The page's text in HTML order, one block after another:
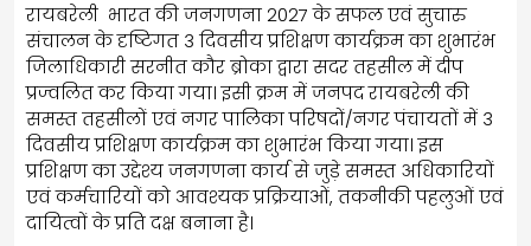
रायबरेली भारत की जनगणना 2027 के सफल एवं सुचारु
संचालन के दृष्टिगत 3 दिवसीय प्रशिक्षण कार्यक्रम का शुभारंभ
जिलाधिकारी सरनीत कौर ब्रोका द्वारा सदर तहसील में दीप
प्रज्वलित कर किया गया। इसी क्रम में जनपद रायबरेली की
समस्त तहसीलों एवं नगर पालिका परिषदों/नगर पंचायतों में 3
दिवसीय प्रशिक्षण कार्यक्रम का शुभारंभ किया गया। इस
प्रशिक्षण का उद्देश्य जनगणना कार्य से जुड़े समस्त अधिकारियों
एवं कर्मचारियों को आवश्यक प्रक्रियाओं, तकनीकी पहलुओं एवं
दायित्वों के प्रति दक्ष बनाना है।